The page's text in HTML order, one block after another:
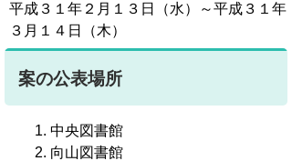
平成３１年２月１３日（水）～平成３１年
３月１４日（木）
案の公表場所
中央図書館
向山図書館